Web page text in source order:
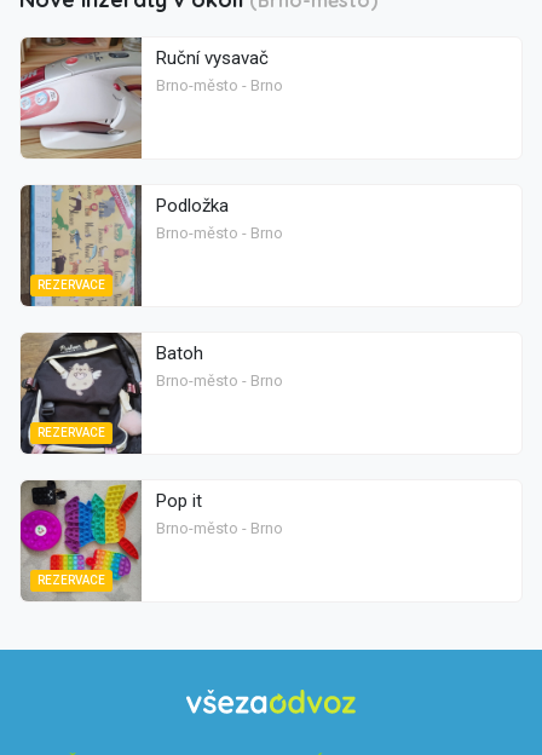
Ruční vysavač
Brno-město - Brno
REZERVACE
Podložka
Brno-město - Brno
REZERVACE
Batoh
Brno-město - Brno
REZERVACE
Pop it
Brno-město - Brno